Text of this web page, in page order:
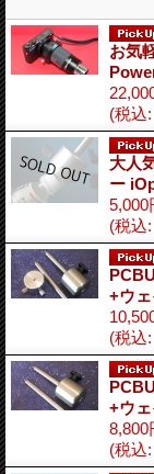
お気
(税込:
大人
ー
5,000
(税込:
+ウ
(税込:
+ウ
8,800
(税込: